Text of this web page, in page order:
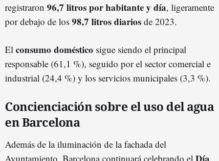
registraron 96,7 litros por habitante y día, ligeramente
por debajo de los 98,7 litros diarios de 2023.
El consumo doméstico sigue siendo el principal
responsable (61,1 %), seguido por el sector comercial e
industrial (24,4 %) y los servicios municipales (3,3 %).
Concienciación sobre el uso del agua
en Barcelona
Además de la iluminación de la fachada del
Ayuntamiento, Barcelona continuará celebrando el Día